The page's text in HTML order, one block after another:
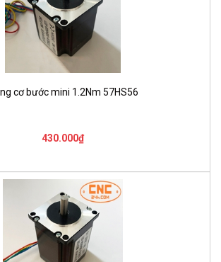
cơ bước mini 1.2Nm 57HS56
430.000₫